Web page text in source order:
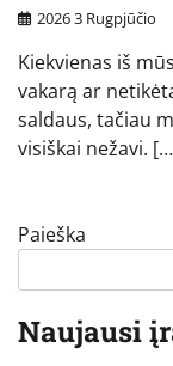
2026 3 Rugpjūčio
Kiekvienas iš
vakarą ar
saldaus, tačiau
visiškai nežavi.
Paieška
Naujausi